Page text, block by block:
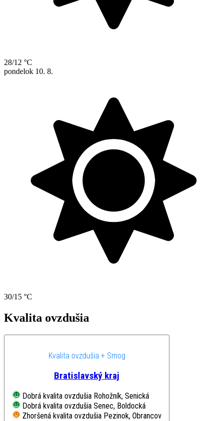
28/12 °C
pondelok 10. 8.
30/15 °C
Kvalita ovzdušia
Kvalita ovzdušia + Smog
Bratislavský kraj
Dobrá kvalita ovzdušia Rohožník, Senická
Dobrá kvalita ovzdušia Senec, Boldocká
Zhoršená kvalita ovzdušia Pezinok, Obrancov mieru